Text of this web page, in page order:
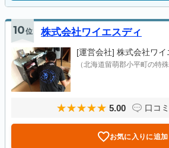
10位 株式会社ワイエスディ
[運営会社] 株式会社ワイ
（北海道留萌郡小平町の特殊
5.00 口コ
お気に入りに追加